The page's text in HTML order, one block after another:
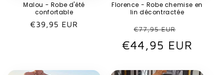
Malou - Robe d'été
confortable
Prix
€39,95 EUR
Florence - Robe chemise en
lin décontractée
Prix
habituel
€77,95 EUR
€44,95 EUR